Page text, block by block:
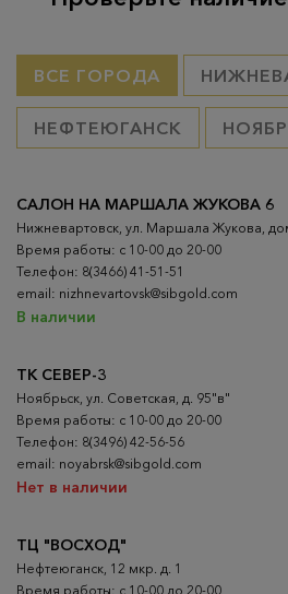
ВСЕ ГОРОДА
НЕФТЕЮГАНСК
ТК СЕВЕР-3
Ноябрьск, ул. Советская, д. 95"в"
Время работы: с 10-00 до 20-00
Телефон: 8(3496) 42-56-56
email: noyabrsk@sibgold.com
Нет в наличии
ТЦ "ВОСХОД"
Нефтеюганск, 12 мкр. д. 1
Время работы: с 10-00 до 20-00
САЛОН НА МАРШАЛА ЖУКОВА 6
Нижневартовск, ул. Маршала Жукова,
Время работы: с 10-00 до 20-00
Телефон: 8(3466) 41-51-51
email: nizhnevartovsk@sibgold.com
В наличии